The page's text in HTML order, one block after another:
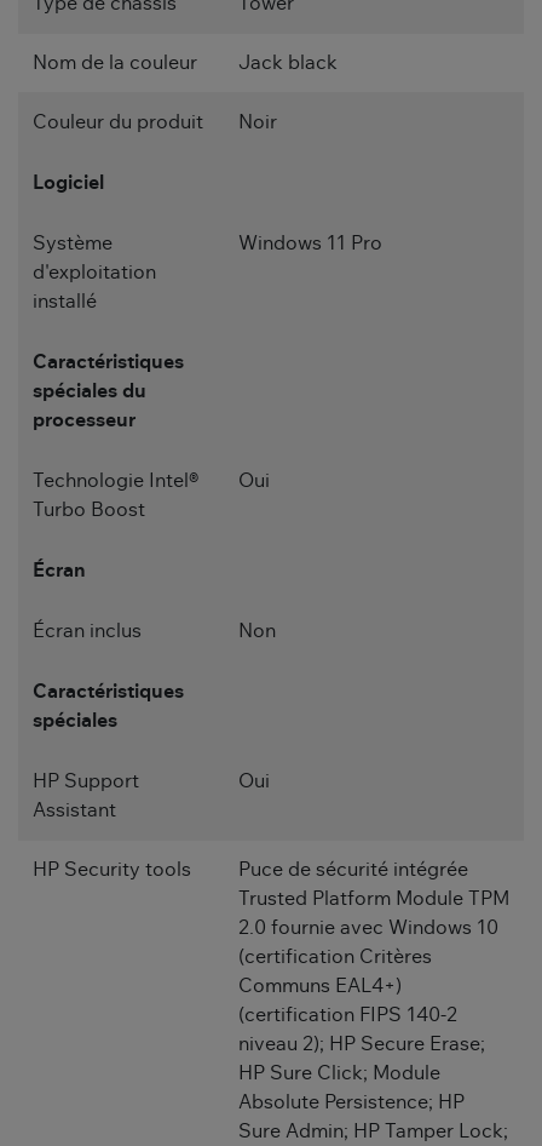
Nom de la couleur Jack black
Couleur du produit Noir
Logiciel
Système
d'exploitation
installé
Windows 11 Pro
Caractéristiques
spéciales du
processeur
Technologie Intel®
Turbo Boost
Oui
Écran
Écran inclus Non
Caractéristiques
spéciales
HP Support
Assistant
Oui
HP Security tools
Puce de sécurité intégrée
Trusted Platform Module TPM
2.0 fournie avec Windows 10
(certification Critères
Communs EAL4+)
(certification FIPS 140-2
niveau 2); HP Secure Erase;
HP Sure Click; Module
Absolute Persistence; HP
Sure Admin; HP Tamper Lock;